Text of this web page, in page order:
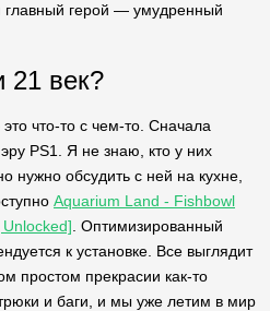
главный герой — умудренный
21 век?
что-то с чем-то. Сначала
PS1. Я не знаю, кто у них
нужно обсудить с ней на кухне,
Aquarium Land - Fishbowl
. Оптимизированный
к установке. Все выглядит
простом прекрасии как-то
и баги, и мы уже летим в мир